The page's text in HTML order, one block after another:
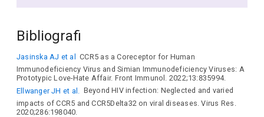
Bibliografi
Jasinska AJ et al
CCR5 as a Coreceptor for Human
Immunodeficiency Virus and Simian Immunodeficiency Viruses: A
Prototypic Love-Hate Affair. Front Immunol. 2022;13:835994.
Ellwanger JH et al.
Beyond HIV infection: Neglected and varied
impacts of CCR5 and CCR5Delta32 on viral diseases. Virus Res.
2020;286:198040.